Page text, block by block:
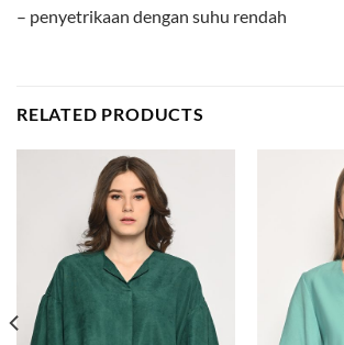
– penyetrikaan dengan suhu rendah
RELATED PRODUCTS